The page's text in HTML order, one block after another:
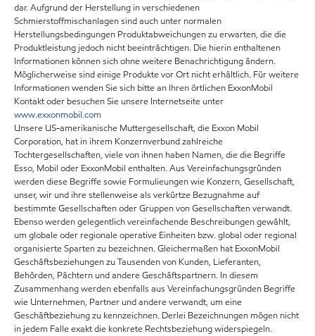
dar. Aufgrund der Herstellung in verschiedenen
Schmierstoffmischanlagen sind auch unter normalen
Herstellungsbedingungen Produktabweichungen zu erwarten, die die
Produktleistung jedoch nicht beeinträchtigen. Die hierin enthaltenen
Informationen können sich ohne weitere Benachrichtigung ändern.
Möglicherweise sind einige Produkte vor Ort nicht erhältlich. Für weitere
Informationen wenden Sie sich bitte an Ihren örtlichen ExxonMobil
Kontakt oder besuchen Sie unsere Internetseite unter
www.exxonmobil.com
Unsere US-amerikanische Muttergesellschaft, die Exxon Mobil
Corporation, hat in ihrem Konzernverbund zahlreiche
Tochtergesellschaften, viele von ihnen haben Namen, die die Begriffe
Esso, Mobil oder ExxonMobil enthalten. Aus Vereinfachungsgründen
werden diese Begriffe sowie Formulieungen wie Konzern, Gesellschaft,
unser, wir und ihre stellenweise als verkürtze Bezugnahme auf
bestimmte Gesellschaften oder Gruppen von Gesellschaften verwandt.
Ebenso werden gelegentlich vereinfachende Beschreibungen gewählt,
um globale oder regionale operative Einheiten bzw. global oder regional
organisierte Sparten zu bezeichnen. Gleichermaßen hat ExxonMobil
Geschäftsbeziehungen zu Tausenden von Kunden, Lieferanten,
Behörden, Pächtern und andere Geschäftspartnern. In diesem
Zusammenhang werden ebenfalls aus Vereinfachungsgründen Begriffe
wie Unternehmen, Partner und andere verwandt, um eine
Geschäftbeziehung zu kennzeichnen. Derlei Bezeichnungen mögen nicht
in jedem Falle exakt die konkrete Rechtsbeziehung widerspiegeln.